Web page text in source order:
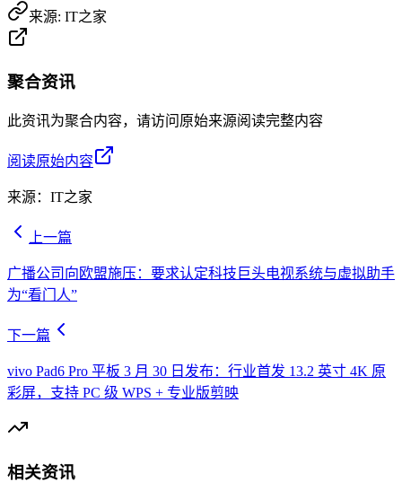
来源: IT之家
聚合资讯
此资讯为聚合内容，请访问原始来源阅读完整内容
阅读原始内容
来源： IT之家
上一篇
广播公司向欧盟施压：要求认定科技巨头电视系统与虚拟助手
为“看门人”
下一篇
vivo Pad6 Pro 平板 3 月 30 日发布：行业首发 13.2 英寸 4K 原
彩屏，支持 PC 级 WPS + 专业版剪映
相关资讯